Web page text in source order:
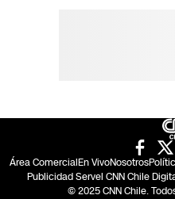
Área ComercialEn VivoNosotros
Publicidad Servel CNN Chile
© 2025 CNN Chile.